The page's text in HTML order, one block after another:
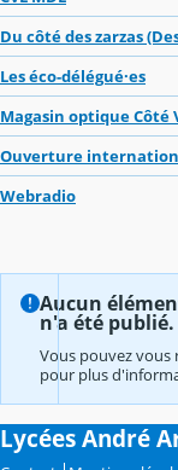
Du côté des zarzas
Les éco-délégué·es
Magasin optique Côté
Ouverture
Webradio
Aucun
n'a été publié.
Vous pouvez vous
pour plus
Lycées André